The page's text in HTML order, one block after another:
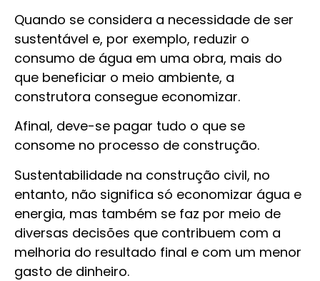
Quando se considera a necessidade de ser
sustentável e, por exemplo, reduzir o
consumo de água em uma obra, mais do
que beneficiar o meio ambiente, a
construtora consegue economizar.
Afinal, deve-se pagar tudo o que se
consome no processo de construção.
Sustentabilidade na construção civil, no
entanto, não significa só economizar água e
energia, mas também se faz por meio de
diversas decisões que contribuem com a
melhoria do resultado final e com um menor
gasto de dinheiro.